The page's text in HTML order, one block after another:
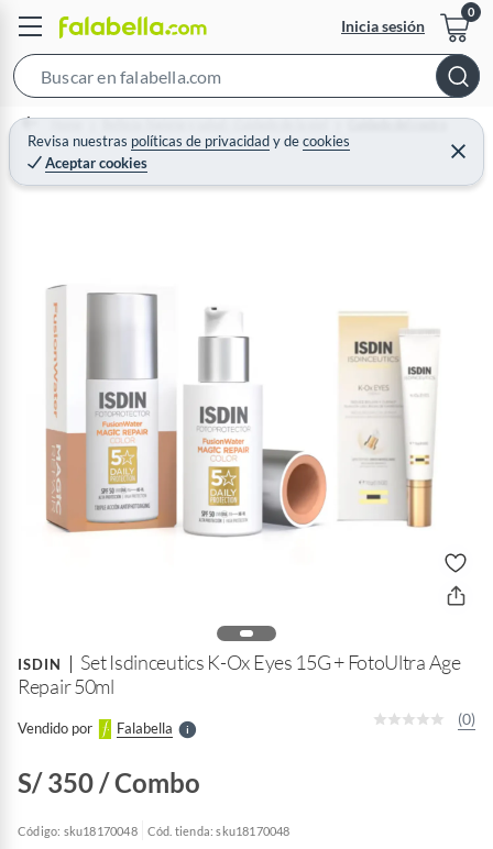
Inicia sesión
e
a
c
Revisa nuestras políticas de privacidadydecookies
Aceptar cookies
C
e
r
Home Belleza, higiene y salud - Cuidado de la piel Cuidado del rostro
ISDIN
Set Isdinceutics K-Ox Eyes 15G + FotoUltra Age
Repair 50ml
Vendido por FalabellaS
e
(0)
S/ 350/ Combo
Código: sku18170048 Cód. tienda: sku18170048